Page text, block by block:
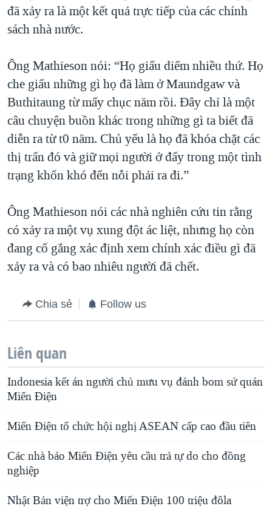
đã xảy ra là một kết quả trực tiếp của các chính
sách nhà nước.
Ông Mathieson nói: “Họ giấu diếm nhiều thứ. Họ
che giấu những gì họ đã làm ở Maundgaw và
Buthitaung từ mấy chục năm rồi. Ðây chỉ là một
câu chuyện buồn khác trong những gì ta biết đã
diễn ra từ t0 năm. Chủ yếu là họ đã khóa chặt các
thị trấn đó và giữ mọi người ở đấy trong một tình
trạng khốn khó đến nỗi phải ra đi.”
Ông Mathieson nói các nhà nghiên cứu tin rằng
có xảy ra một vụ xung đột ác liệt, nhưng họ còn
đang cố gắng xác định xem chính xác điều gì đã
xảy ra và có bao nhiêu người đã chết.
Chia sẻ Follow us
Liên quan
Indonesia kết án người chủ mưu vụ đánh bom sứ quán
Miến Điện
Miến Điện tổ chức hội nghị ASEAN cấp cao đầu tiên
Các nhà báo Miến Điện yêu cầu trả tự do cho đồng
nghiệp
Nhật Bản viện trợ cho Miến Điện 100 triệu đôla